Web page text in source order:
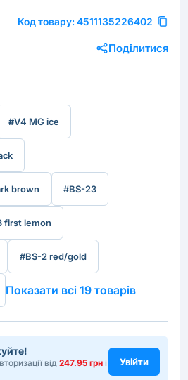
Код товару: 4511135226402
Поділитися
#V4 MG ice
brown #BS-23
first lemon
#BS-2 red/gold
Показати всі 19 товарів
від 247.95 грн і
Увійти